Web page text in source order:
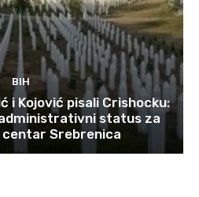
BIH
i Kojović pisali Crishocku:
status za
centar Srebrenica